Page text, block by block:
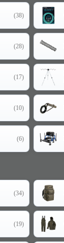
(38)
(28)
(17)
(10)
(6)
(34)
(19)